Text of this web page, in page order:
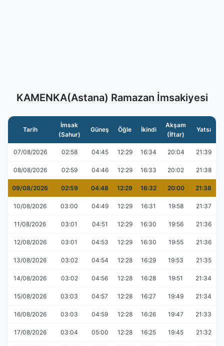
KAMENKA(Astana) Ramazan İmsakiyesi
Tarih
İmsak
(Sahur)
Güneş Öğle İkindi
Akşam
(İftar)
Yatsı
07/08/2026 02:58 04:45 12:29 16:34 20:04 21:39
08/08/2026 02:59 04:46 12:29 16:33 20:02 21:38
09/08/2026 02:59 04:48 12:29 16:32 20:00 21:38
10/08/2026 03:00 04:49 12:29 16:31 19:58 21:37
11/08/2026 03:01 04:51 12:29 16:30 19:56 21:36
12/08/2026 03:01 04:53 12:29 16:30 19:55 21:36
13/08/2026 03:02 04:54 12:28 16:29 19:53 21:35
14/08/2026 03:02 04:56 12:28 16:28 19:51 21:34
15/08/2026 03:03 04:57 12:28 16:27 19:49 21:34
16/08/2026 03:03 04:59 12:28 16:26 19:47 21:33
17/08/2026 03:04 05:00 12:28 16:25 19:45 21:32